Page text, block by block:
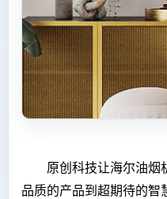
原创科技让海尔油烟
品质的产品到超期待的智